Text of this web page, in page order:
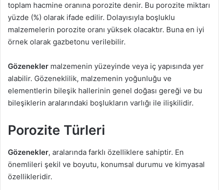
toplam hacmine oranına porozite denir. Bu porozite miktarı
yüzde (%) olarak ifade edilir. Dolayısıyla boşluklu
malzemelerin porozite oranı yüksek olacaktır. Buna en iyi
örnek olarak gazbetonu verilebilir.
Gözenekler malzemenin yüzeyinde veya iç yapısında yer
alabilir. Gözeneklilik, malzemenin yoğunluğu ve
elementlerin bileşik hallerinin genel doğası gereği ve bu
bileşiklerin aralarındaki boşlukların varlığı ile ilişkilidir.
Porozite Türleri
Gözenekler, aralarında farklı özelliklere sahiptir. En
önemlileri şekil ve boyutu, konumsal durumu ve kimyasal
özellikleridir.